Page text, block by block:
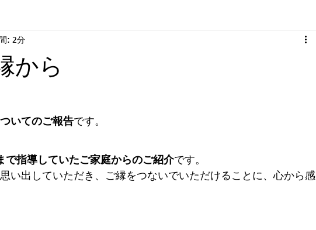
ジ・アフター
から
: 2分
いてのご報告です。
で指導していたご家庭からのご紹介です。
い出していただき、ご縁をつないでいただけることに、心から感